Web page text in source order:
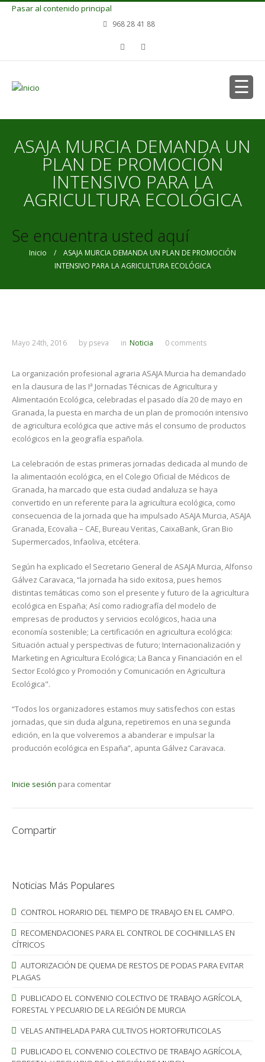
Pasar al contenido principal
968 28 41 88
ASAJA MURCIA DEMANDA UN
PLAN DE PROMOCIÓN
INTENSIVO PARA LA
AGRICULTURA ECOLÓGICA
Se encuentra usted aquí
Inicio / ASAJA MURCIA DEMANDA UN PLAN DE PROMOCIÓN
INTENSIVO PARA LA AGRICULTURA ECOLÓGICA
Mayo 24th, 2016 by pseva in Noticia 0 comments
La organización profesional agraria ASAJA Murcia ha demandado
en la clausura de las Iª Jornadas Técnicas de Agricultura y
Alimentación Ecológica, celebradas el pasado día 20 de mayo en
Granada, la puesta en marcha de un plan de promoción intensivo
de agricultura ecológica que active más el consumo de productos
ecológicos en la geografía española.
La celebración de estas primeras jornadas dedicada al mundo de
la alimentación ecológica, en el Colegio Oficial de Médicos de
Granada, ha marcado que esta ciudad andaluza se haya
convertido en un referente para la agricultura ecológica, como
consecuencia de la jornada que ha impulsado ASAJA Murcia, ASAJA
Granada, Ecovalia – CAE, Bureau Veritas, CaixaBank, Gran Bio
Supermercados, Infaoliva, etcétera.
Según ha explicado el Secretario General de ASAJA Murcia, Alfonso
Gálvez Caravaca, “la jornada ha sido exitosa, pues hemos
distintas temáticas como son el presente y futuro de la agricultura
ecológica en España; Así como radiografía del modelo de
empresas de productos y servicios ecológicos, hacia una
economía sostenible; La certificación en agricultura ecológica:
Situación actual y perspectivas de futuro; Internacionalización y
Marketing en Agricultura Ecológica; La Banca y Financiación en el
Sector Ecológico y Promoción y Comunicación en Agricultura
Ecológica".
“Todos los organizadores estamos muy satisfechos con estas
jornadas, que sin duda alguna, repetiremos en una segunda
edición, en la que volveremos a abanderar e impulsar la
producción ecológica en España”, apunta Gálvez Caravaca.
Inicie sesión para comentar
Compartir
Noticias Más Populares
CONTROL HORARIO DEL TIEMPO DE TRABAJO EN EL CAMPO.
RECOMENDACIONES PARA EL CONTROL DE COCHINILLAS EN
CÍTRICOS
AUTORIZACIÓN DE QUEMA DE RESTOS DE PODAS PARA EVITAR
PLAGAS
PUBLICADO EL CONVENIO COLECTIVO DE TRABAJO AGRÍCOLA,
FORESTAL Y PECUARIO DE LA REGIÓN DE MURCIA
VELAS ANTIHELADA PARA CULTIVOS HORTOFRUTICOLAS
PUBLICADO EL CONVENIO COLECTIVO DE TRABAJO AGRÍCOLA,